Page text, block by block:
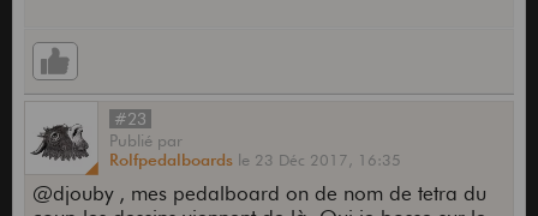
#23
Publié par
Rolfpedalboards le 23 Déc 2017, 16:35
@djouby , mes pedalboard on de nom de tetra du